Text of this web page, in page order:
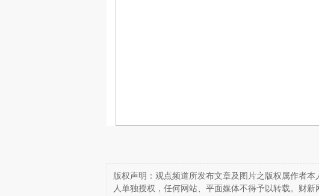
版权声明：观点频道所发布文章及图片之版权属作者
人单独授权，任何网站、平面媒体不得予以转载。财